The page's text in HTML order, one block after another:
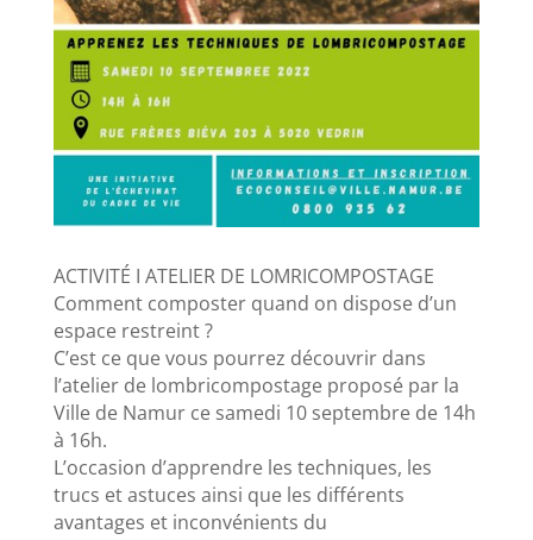
ACTIVITÉ I ATELIER DE LOMRICOMPOSTAGE
Comment composter quand on dispose d’un
espace restreint ?
C’est ce que vous pourrez découvrir dans
l’atelier de lombricompostage proposé par la
Ville de Namur ce samedi 10 septembre de 14h
à 16h.
L’occasion d’apprendre les techniques, les
trucs et astuces ainsi que les différents
avantages et inconvénients du